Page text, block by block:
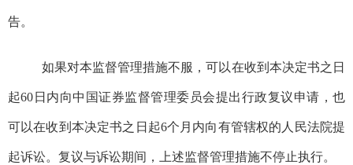
告。
如果对本监督管理措施不服，可以在收到本决定书之日
起60日内向中国证券监督管理委员会提出行政复议申请，也
可以在收到本决定书之日起6个月内向有管辖权的人民法院提
起诉讼。复议与诉讼期间，上述监督管理措施不停止执行。